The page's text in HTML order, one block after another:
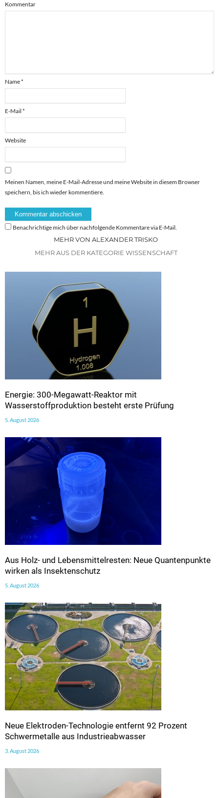
Kommentar
Name*
E-Mail *
Website
Meinen Namen, meine E-Mail-Adresse und meine Website in diesem Browser
speichern, bis ich wieder kommentiere.
Benachrichtige mich über nachfolgende Kommentare via E-Mail.
MEHR VON ALEXANDER TRISKO
MEHR AUS DER KATEGORIE WISSENSCHAFT
Energie: 300-Megawatt-Reaktor mit
Wasserstoffproduktion besteht erste Prüfung
5. August 2026
Aus Holz- und Lebensmittelresten: Neue Quantenpunkte
wirken als Insektenschutz
5. August 2026
Neue Elektroden-Technologie entfernt 92 Prozent
Schwermetalle aus Industrieabwasser
3. August 2026